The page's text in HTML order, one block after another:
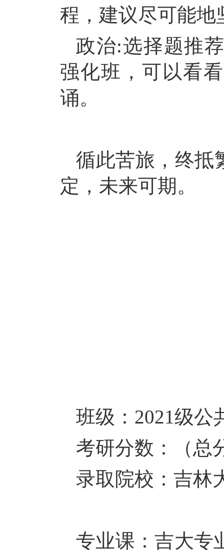
程，建议尽可能地
政治:选择题推
强化班，可以看
诵。
循此苦旅，终抵
定，未来可期 。
班级： 2021级公
考研分数：（总
录取院校：吉林
专业课：吉大专